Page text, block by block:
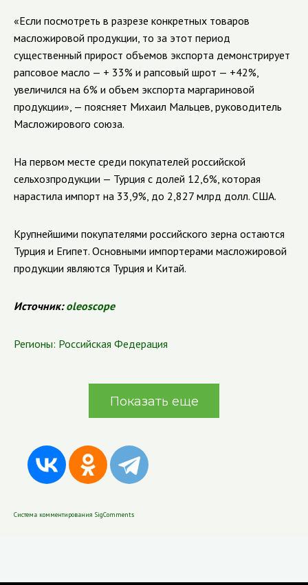
«Если посмотреть в разрезе конкретных товаров
масложировой продукции, то за этот период
существенный прирост объемов экспорта демонстрирует
рапсовое масло — + 33% и рапсовый шрот — +42%,
увеличился на 6% и объем экспорта маргариновой
продукции», — поясняет Михаил Мальцев, руководитель
Масложирового союза.
На первом месте среди покупателей российской
сельхозпродукции — Турция с долей 12,6%, которая
нарастила импорт на 33,9%, до 2,827 млрд долл. США.
Крупнейшими покупателями российского зерна остаются
Турция и Египет. Основными импортерами масложировой
продукции являются Турция и Китай.
Источник:oleoscope
Регионы: Российская Федерация
Показать еще
Система комментирования SigComments